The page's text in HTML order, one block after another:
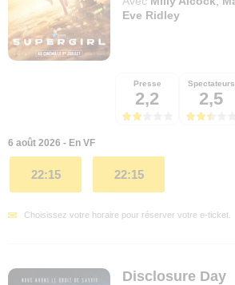
Eve Ridley
Presse
2,2
Spectateurs
2,5
6 août 2026 - En VF
22:15 22:15
Choisissez votre horaire pour réserver votre e-ticket.
Disclosure Day